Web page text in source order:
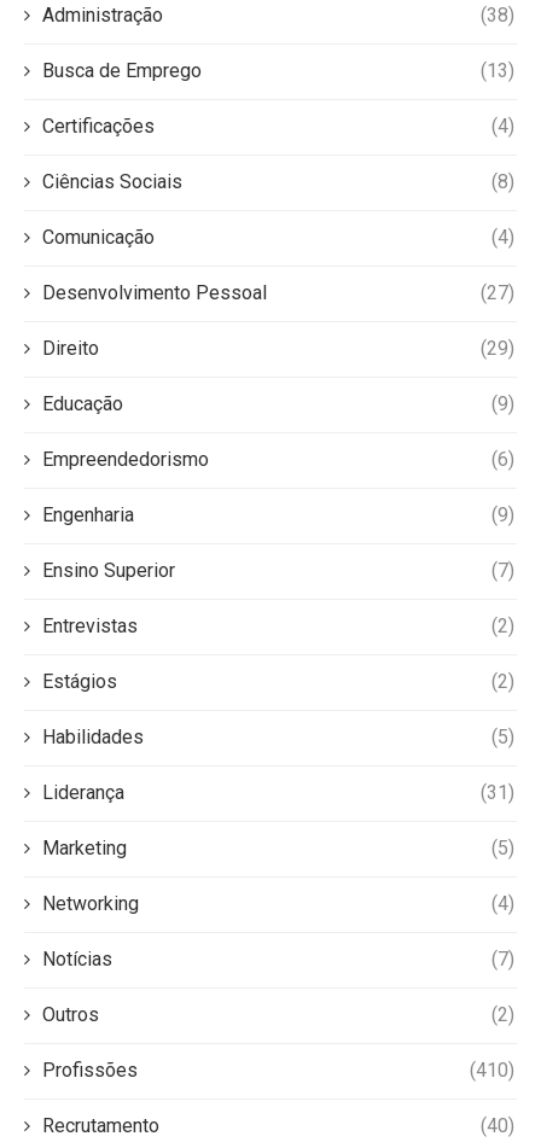
Administração (38)
Busca de Emprego (13)
Certificações (4)
Ciências Sociais (8)
Comunicação (4)
Desenvolvimento Pessoal (27)
Direito (29)
Educação (9)
Empreendedorismo (6)
Engenharia (9)
Ensino Superior (7)
Entrevistas (2)
Estágios (2)
Habilidades (5)
Liderança (31)
Marketing (5)
Networking (4)
Notícias (7)
Outros (2)
Profissões (410)
Recrutamento (40)